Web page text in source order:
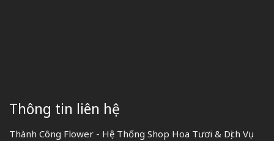
Thông tin liên hệ
Thành Công Flower - Hệ Thống Shop Hoa Tươi & Dịch Vụ